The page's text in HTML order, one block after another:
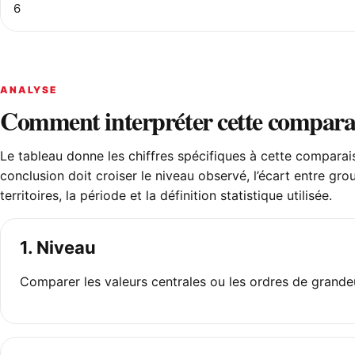
6
ANALYSE
Comment interpréter cette
Le tableau donne les chiffres spécifiques à cette
conclusion doit croiser le niveau observé, l’écart entre
territoires, la période et la définition statistique utilisée.
1. Niveau
Comparer les valeurs centrales ou les ordres de